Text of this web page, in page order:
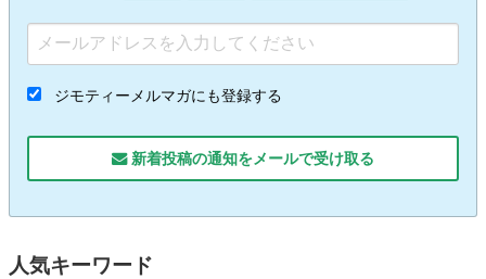
ジモティーメルマガにも登録する
新着投稿の通知をメールで受け取る
人気キーワード